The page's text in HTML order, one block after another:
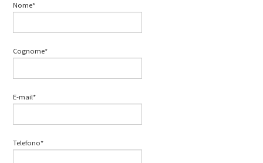
Nome*
Cognome*
E-mail*
Telefono*